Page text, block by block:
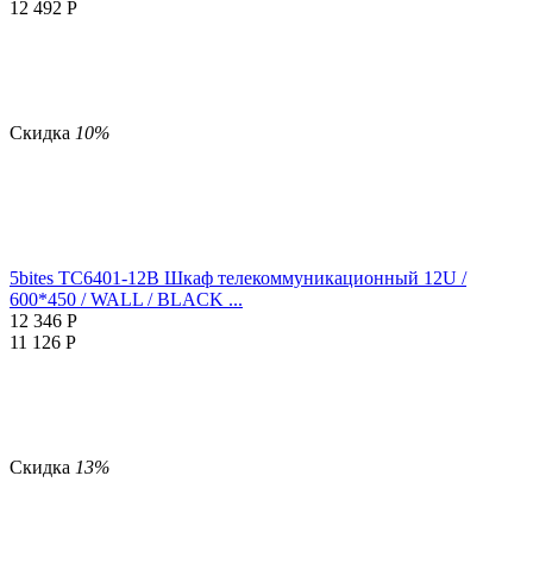
12 492 Р
Скидка 10%
5bites TC6401-12B Шкаф телекоммуникационный 12U /
600*450 / WALL / BLACK ...
12 346 Р
11 126 Р
Скидка 13%